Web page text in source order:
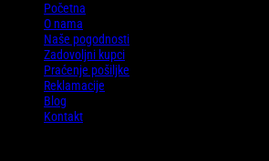
Početna
O nama
Naše pogodnosti
Zadovoljni kupci
Praćenje pošiljke
Reklamacije
Blog
Kontakt